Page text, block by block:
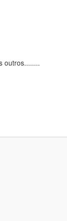
outros........